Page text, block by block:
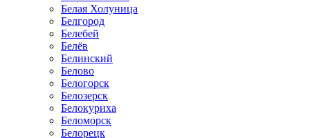
Белая Холуница
Белгород
Белебей
Белёв
Белинский
Белово
Белогорск
Белозерск
Белокуриха
Беломорск
Белорецк